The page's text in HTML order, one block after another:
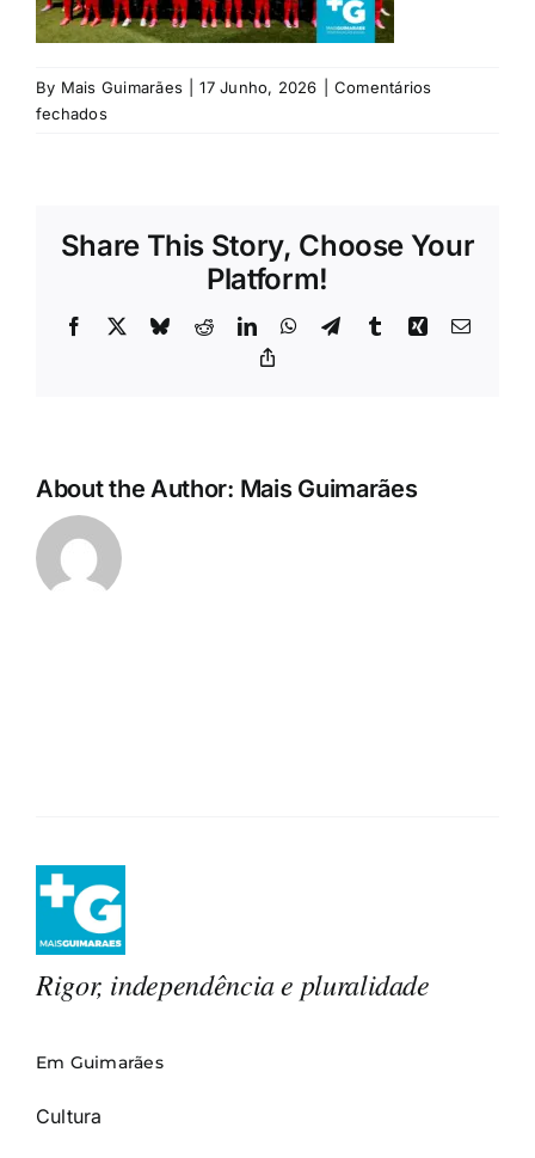
Rubricas
Jornal
By Mais Guimarães 17 Junho, 2026
Comentários
fechadosem
Share This Story, Choose Your
Platform!
Facebook BlueskyRedditLinkedInWhatsApp
TelegramTumblrXing Email
About the Author: Mais Guimarães
Rigor, independência e pluralidade
Em Guimarães
Cultura